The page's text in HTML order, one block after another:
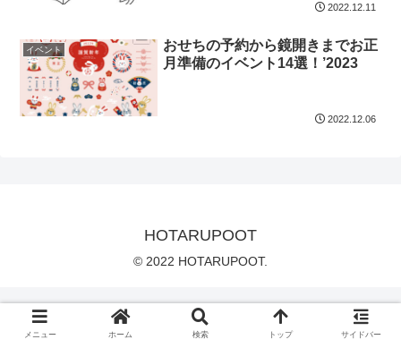
2022.12.11
イベント
おせちの予約から鏡開きまでお正
月準備のイベント14選！’2023
2022.12.06
HOTARUPOOT
© 2022 HOTARUPOOT.
メニュー ホーム 検索 トップ サイドバー